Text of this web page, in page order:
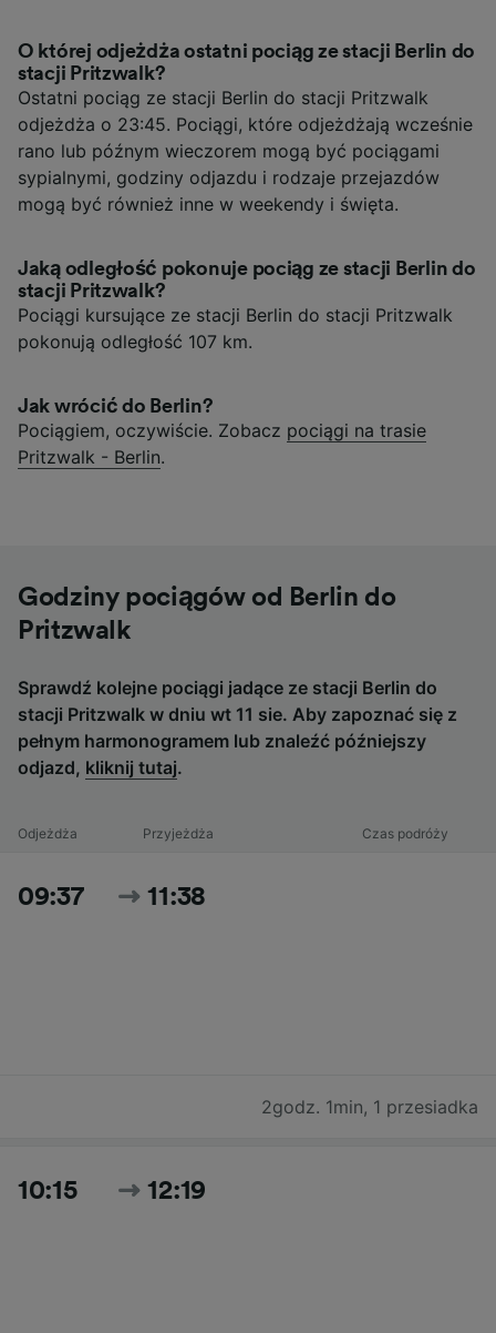
O której odjeżdża ostatni pociąg ze stacji Berlin do
stacji Pritzwalk?
Ostatni pociąg ze stacji Berlin do stacji Pritzwalk
odjeżdża o 23:45. Pociągi, które odjeżdżają wcześnie
rano lub późnym wieczorem mogą być pociągami
sypialnymi, godziny odjazdu i rodzaje przejazdów
mogą być również inne w weekendy i święta.
Jaką odległość pokonuje pociąg ze stacji Berlin do
stacji Pritzwalk?
Pociągi kursujące ze stacji Berlin do stacji Pritzwalk
pokonują odległość 107 km.
Jak wrócić do Berlin?
Pociągiem, oczywiście. Zobacz pociągi na trasie
Pritzwalk - Berlin.
Godziny pociągów od Berlin do
Pritzwalk
Sprawdź kolejne pociągi jadące ze stacji Berlin do
stacji Pritzwalk w dniu wt 11 sie. Aby zapoznać się z
pełnym harmonogramem lub znaleźć późniejszy
odjazd, kliknij tutaj.
Odjeżdża Przyjeżdża Czas podróży
09:37 11:38
2godz. 1min, 1 przesiadka
10:15 12:19